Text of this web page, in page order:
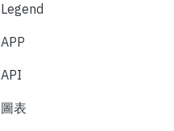
Legend
APP
API
圖表